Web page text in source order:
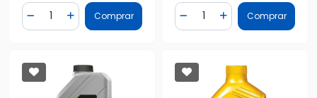
Diminuir Quantidade
Quantidade
Adicionar Quantidade
Comprar Diminuir Quantidade
Quantidade
AdicionarComprar